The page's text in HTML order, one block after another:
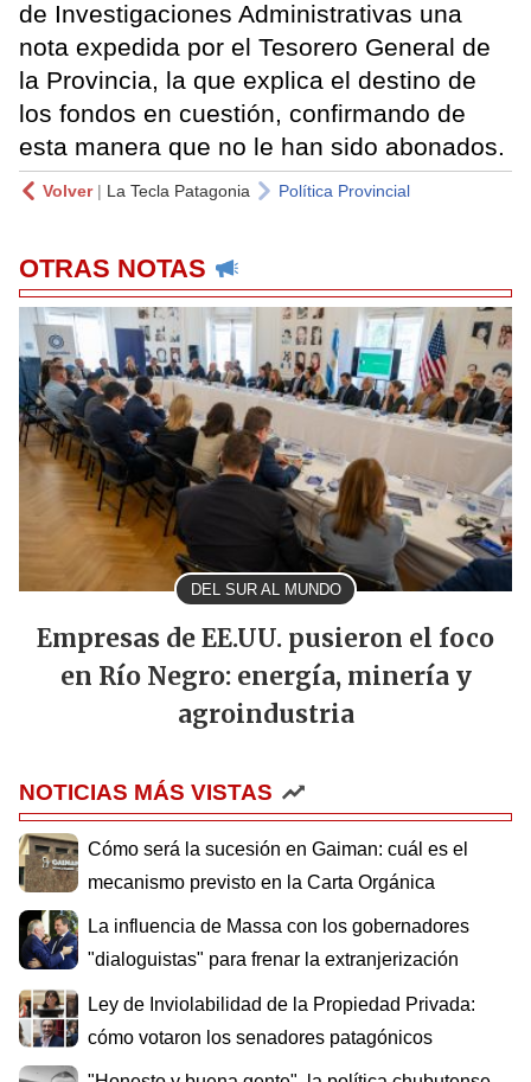
de Investigaciones Administrativas una
nota expedida por el Tesorero General de
la Provincia, la que explica el destino de
los fondos en cuestión, confirmando de
esta manera que no le han sido abonados.
Volver| La Tecla Patagonia Política Provincial
OTRAS NOTAS
DEL SUR AL MUNDO
Empresas de EE.UU. pusieron el foco
en Río Negro: energía, minería y
agroindustria
NOTICIAS MÁS VISTAS
Cómo será la sucesión en Gaiman: cuál es el
mecanismo previsto en la Carta Orgánica
La influencia de Massa con los gobernadores
"dialoguistas" para frenar la extranjerización
Ley de Inviolabilidad de la Propiedad Privada:
cómo votaron los senadores patagónicos